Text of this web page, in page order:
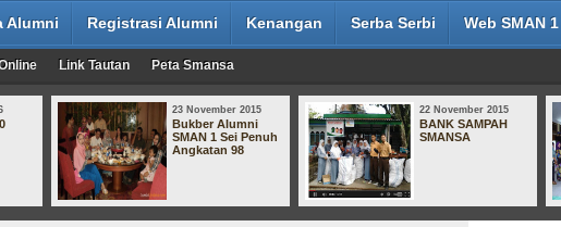
Alumni Registrasi Alumni Kenangan Serba Serbi Web SMAN 1
Link Tautan Peta Smansa
23 November 2015
Bukber Alumni
SMAN 1 Sei Penuh
Angkatan 98
22 November 2015
BANK SAMPAH
SMANSA